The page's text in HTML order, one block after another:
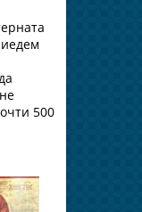
500